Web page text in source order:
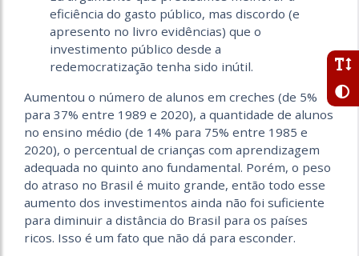
eficiência do gasto público, mas discordo (e
apresento no livro evidências) que o
investimento público desde a
redemocratização tenha sido inútil.
Aumentou o número de alunos em creches (de 5%
para 37% entre 1989 e 2020), a quantidade de alunos
no ensino médio (de 14% para 75% entre 1985 e
2020), o percentual de crianças com aprendizagem
adequada no quinto ano fundamental. Porém, o peso
do atraso no Brasil é muito grande, então todo esse
aumento dos investimentos ainda não foi suficiente
para diminuir a distância do Brasil para os países
ricos. Isso é um fato que não dá para esconder.